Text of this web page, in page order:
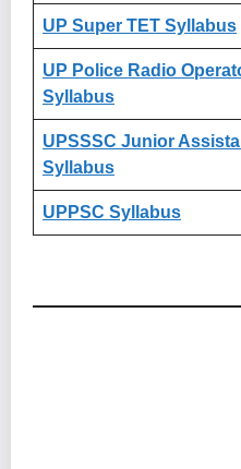
UP Super TET Syllabus
UP Police Radio
Syllabus
UPSSSC Junior
Syllabus
UPPSC Syllabus